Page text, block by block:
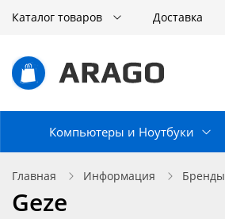
Каталог товаров Доставка
Компьютеры и Ноутбуки
Главная Информация Бренды
Geze